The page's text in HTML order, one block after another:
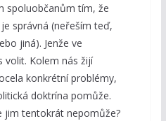
spoluobčanům tím, že
správná (neřeším teď,
jiná). Jenže ve
volit. Kolem nás žijí
konkrétní problémy,
doktrína pomůže.
jim tentokrát nepomůže?